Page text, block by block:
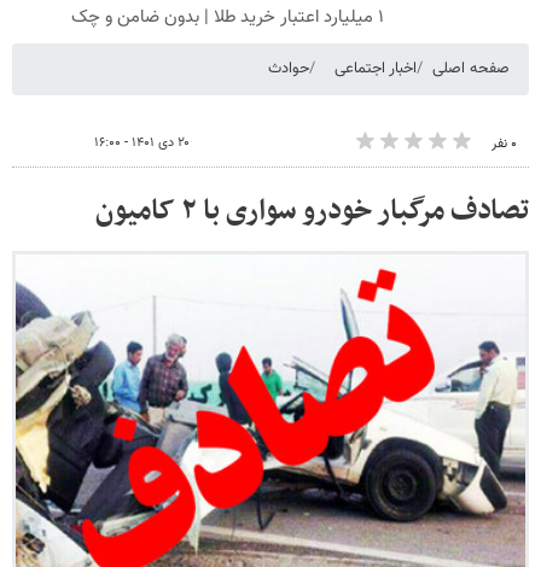
۱ میلیارد اعتبار خرید طلا | بدون ضامن و چک
صفحه اصلی اخبار اجتماعی حوادث
۰ نفر ۲۰ دی ۱۴۰۱ - ۱۶:۰۰
تصادف مرگبار خودرو سواری با ۲ کامیون